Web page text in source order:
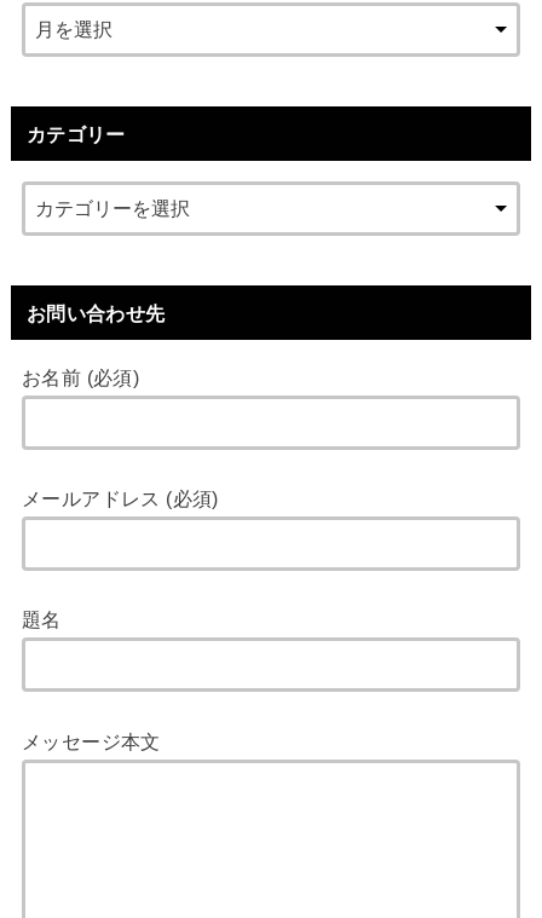
カテゴリー
お問い合わせ先
お名前 (必須)
メールアドレス (必須)
題名
メッセージ本文